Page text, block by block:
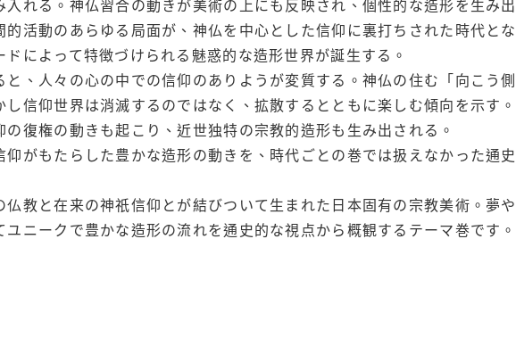
的活動のあらゆる局面が、神仏を中心とした信仰に裏打ちされた時代と
ドによって特徴づけられる魅惑的な造形世界が誕生する。
と、人々の心の中での信仰のありようが変質する。神仏の住む「向こう
し信仰世界は消滅するのではなく、拡散するとともに楽しむ傾向を示す
の復権の動きも起こり、近世独特の宗教的造形も生み出される。
仰がもたらした豊かな造形の動きを、時代ごとの巻では扱えなかった通
仏教と在来の神祇信仰とが結びついて生まれた日本固有の宗教美術。夢
ユニークで豊かな造形の流れを通史的な視点から概観するテーマ巻です。